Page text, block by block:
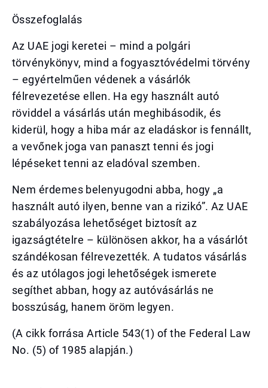
Összefoglalás
Az UAE jogi keretei – mind a polgári
törvénykönyv, mind a fogyasztóvédelmi törvény
– egyértelműen védenek a vásárlók
félrevezetése ellen. Ha egy használt autó
röviddel a vásárlás után meghibásodik, és
kiderül, hogy a hiba már az eladáskor is fennállt,
a vevőnek joga van panaszt tenni és jogi
lépéseket tenni az eladóval szemben.
Nem érdemes belenyugodni abba, hogy „a
használt autó ilyen, benne van a rizikó”. Az UAE
szabályozása lehetőséget biztosít az
igazságtételre – különösen akkor, ha a vásárlót
szándékosan félrevezették. A tudatos vásárlás
és az utólagos jogi lehetőségek ismerete
segíthet abban, hogy az autóvásárlás ne
bosszúság, hanem öröm legyen.
(A cikk forrása Article 543(1) of the Federal Law
No. (5) of 1985 alapján.)